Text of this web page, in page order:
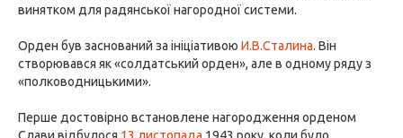
винятком для радянської нагородної системи.
Орден був заснований за ініціативою И.В.Сталина. Він
створювався як «солдатський орден», але в одному ряду з
«полководницькими».
Перше достовірно встановлене нагородження орденом